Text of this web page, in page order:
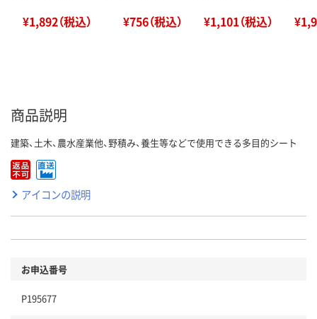
¥1,892（税込） ¥756（税込） ¥1,101（税込）
商品説明
建築、土木、農水産業他、野積み、養生等などで使用できる多目的シート
アイコンの説明
お申込番号
P195677